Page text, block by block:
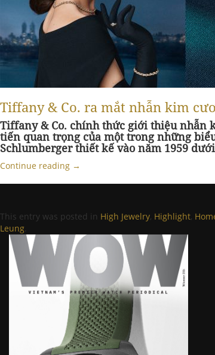
Tiffany & Co. ra mắt nhẫn kim
Tiffany & Co. chính thức giới thiệu nhẫn
tiến quan trọng của một trong những
Schlumberger thiết kế vào năm 1959
Continue reading →
This entry was posted in High Jewelry, Highlight,
Leung.